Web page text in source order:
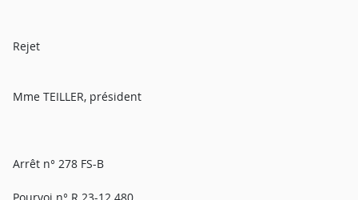
Rejet
Mme TEILLER, président
Arrêt n° 278 FS-B